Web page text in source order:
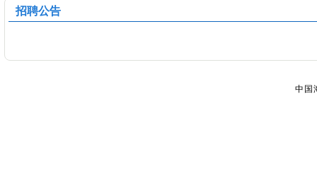
招聘公告
中国